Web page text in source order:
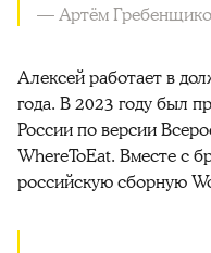
— Артём
Алексей работает в
года. В 2023 году был
России по версии
WhereToEat. Вместе с
российскую сборную